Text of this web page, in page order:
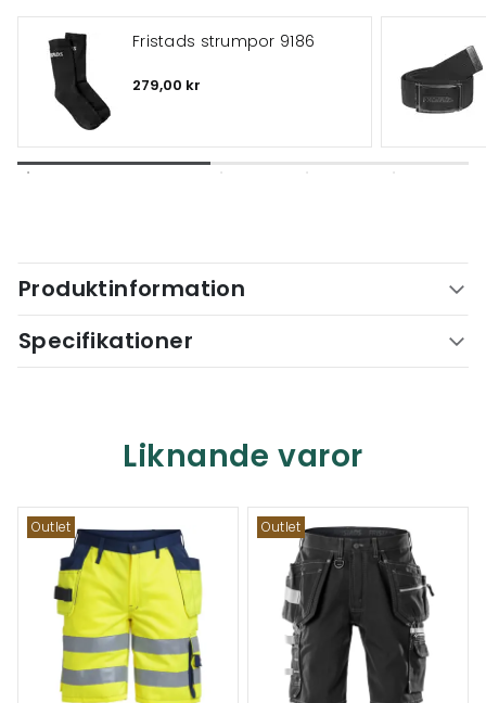
Fristads strumpor 9186
279,00 kr
Produktinformation
Specifikationer
Liknande varor
Outlet Outlet